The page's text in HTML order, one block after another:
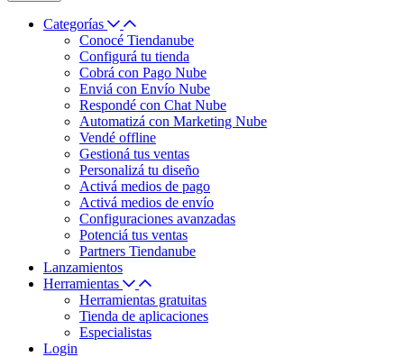
Categorías
Conocé Tiendanube
Configurá tu tienda
Cobrá con Pago Nube
Enviá con Envío Nube
Respondé con Chat Nube
Automatizá con Marketing Nube
Vendé offline
Gestioná tus ventas
Personalizá tu diseño
Activá medios de pago
Activá medios de envío
Configuraciones avanzadas
Potenciá tus ventas
Partners Tiendanube
Lanzamientos
Herramientas
Herramientas gratuitas
Tienda de aplicaciones
Especialistas
Login